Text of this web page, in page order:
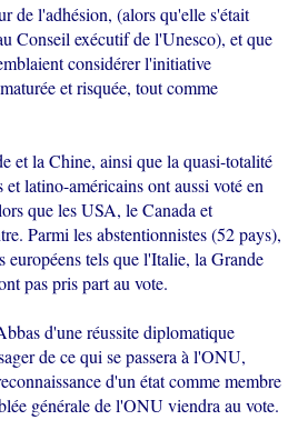
de l'adhésion, (alors qu'elle s'était
Conseil exécutif de l'Unesco), et que
considérer l'initiative
et risquée, tout comme
et la Chine, ainsi que la quasi-totalité
et latino-américains ont aussi voté en
que les USA, le Canada et
Parmi les abstentionnistes (52 pays),
européens tels que l'Italie, la Grande
pas pris part au vote.
d'une réussite diplomatique
de ce qui se passera à l'ONU,
d'un état comme membre
générale de l'ONU viendra au vote.